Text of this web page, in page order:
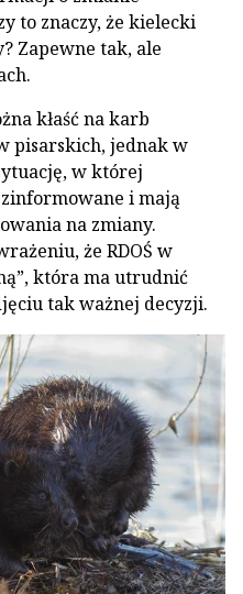
to znaczy, że kielecki
Zapewne tak, ale
kłaść na karb
pisarskich, jednak w
w której
i mają
na zmiany.
że RDOŚ w
która ma utrudnić
tak ważnej decyzji.